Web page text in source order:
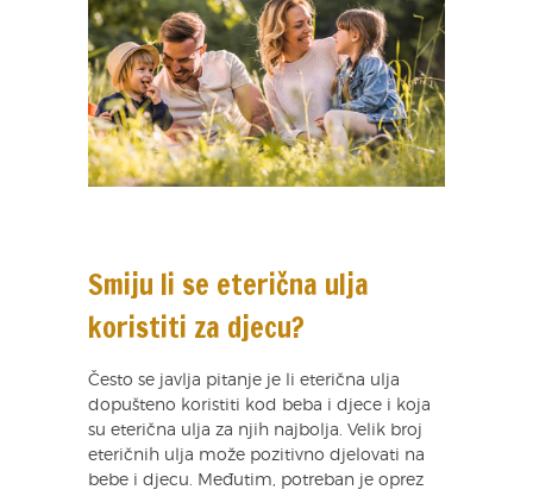
Smiju li se eterična ulja
koristiti za djecu?
Često se javlja pitanje je li eterična ulja
dopušteno koristiti kod beba i djece i koja
su eterična ulja za njih najbolja. Velik broj
eteričnih ulja može pozitivno djelovati na
bebe i djecu. Međutim, potreban je oprez